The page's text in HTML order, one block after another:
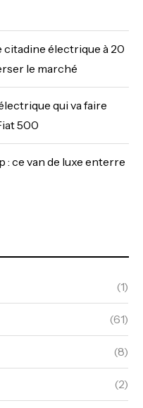
citadine électrique à 20
le marché
qui va faire
500
: ce van de luxe enterre
(1)
(61)
(8)
(2)